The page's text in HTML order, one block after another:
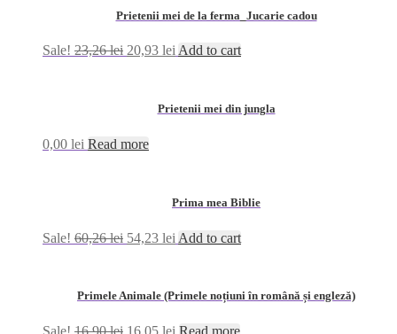
Prietenii mei de la ferma_Jucarie cadou
Sale! 23,26lei 20,93 leiAdd to cart
Prietenii mei din jungla
0,00 lei Read more
Prima mea Biblie
Sale! 60,26lei 54,23 lei Add to cart
Primele Animale (Primele noțiuni în română și engleză)
Sale! 16,90lei 16,05 lei Read more